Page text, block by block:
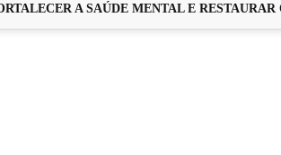
A SAÚDE MENTAL E RESTAURAR O